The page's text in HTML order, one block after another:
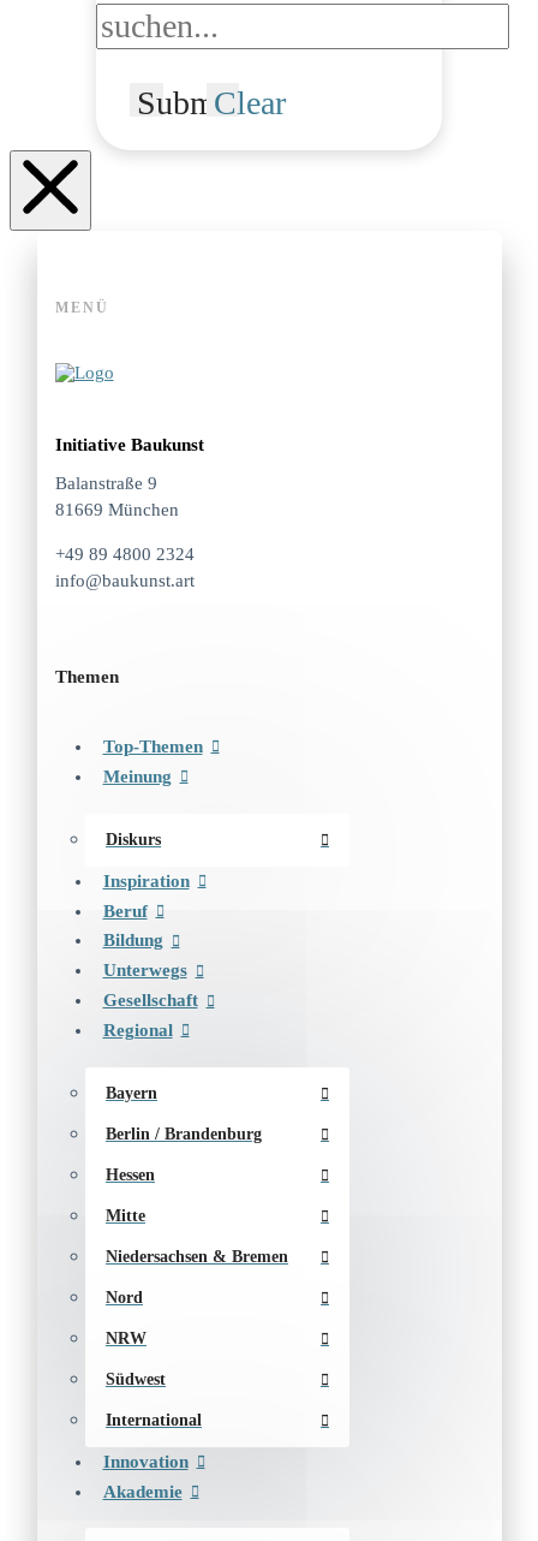
SubmitClear
MENÜ
Initiative Baukunst
Balanstraße 9
81669 München
+49 89 4800 2324
info@baukunst.art
Themen
Top-Themen
Meinung
Diskurs
Inspiration
Beruf
Bildung
Unterwegs
Gesellschaft
Regional
Bayern
Berlin / Brandenburg
Hessen
Mitte
Niedersachsen & Bremen
Nord
NRW
Südwest
International
Innovation
Akademie